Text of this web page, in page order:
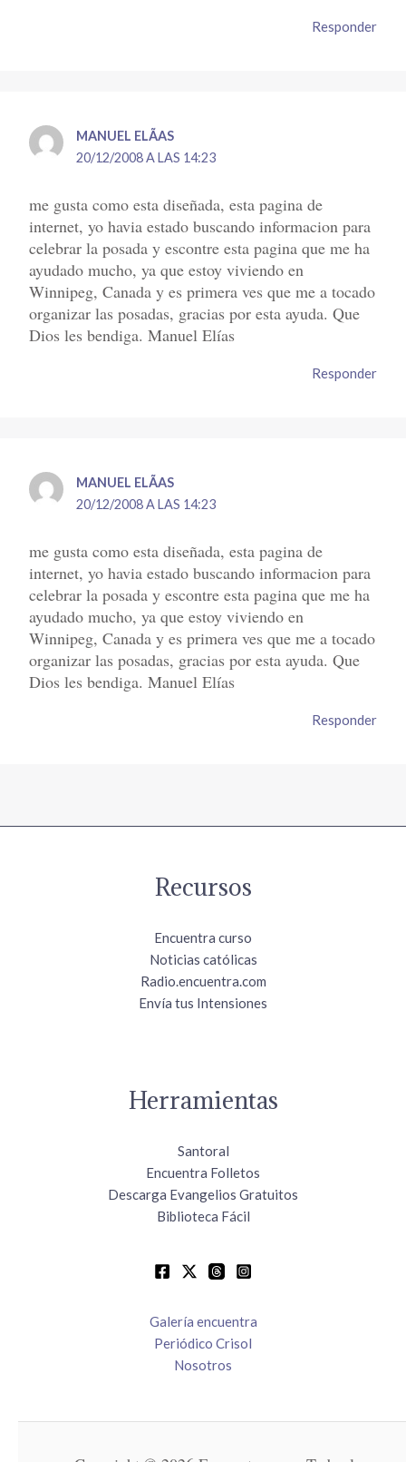
Responder
MANUEL ELÃ­AS
20/12/2008 A LAS 14:23
me gusta como esta diseñada, esta pagina de
internet, yo havia estado buscando informacion para
celebrar la posada y escontre esta pagina que me ha
ayudado mucho, ya que estoy viviendo en
Winnipeg, Canada y es primera ves que me a tocado
organizar las posadas, gracias por esta ayuda. Que
Dios les bendiga. Manuel Elías
Responder
MANUEL ELÃ­AS
20/12/2008 A LAS 14:23
me gusta como esta diseñada, esta pagina de
internet, yo havia estado buscando informacion para
celebrar la posada y escontre esta pagina que me ha
ayudado mucho, ya que estoy viviendo en
Winnipeg, Canada y es primera ves que me a tocado
organizar las posadas, gracias por esta ayuda. Que
Dios les bendiga. Manuel Elías
Responder
Recursos
Encuentra curso
Noticias católicas
Radio.encuentra.com
Envía tus Intensiones
Herramientas
Santoral
Encuentra Folletos
Descarga Evangelios Gratuitos
Biblioteca Fácil
Galería encuentra
Periódico Crisol
Nosotros